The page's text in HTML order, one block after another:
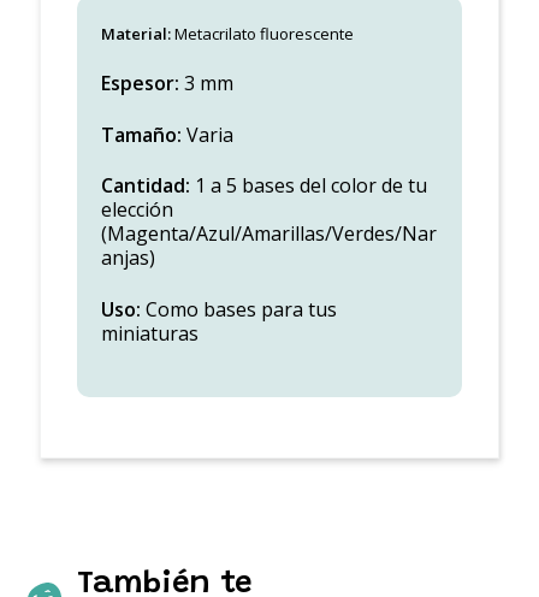
Material:Metacrilato fluorescente
Espesor: 3 mm
Tamaño: Varia
Cantidad: 1 a 5 bases del color de tu
elección
(Magenta/Azul/Amarillas/Verdes/Nar
anjas)
Uso: Como bases para tus
miniaturas
También te